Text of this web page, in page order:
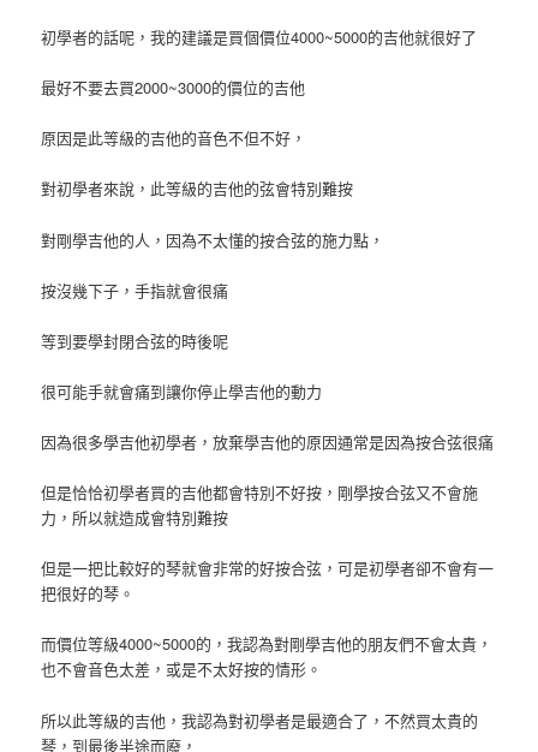
初學者的話呢，我的建議是買個價位4000~5000的吉他就很好了
最好不要去買2000~3000的價位的吉他
原因是此等級的吉他的音色不但不好，
對初學者來說，此等級的吉他的弦會特別難按
對剛學吉他的人，因為不太懂的按合弦的施力點，
按沒幾下子，手指就會很痛
等到要學封閉合弦的時後呢
很可能手就會痛到讓你停止學吉他的動力
因為很多學吉他初學者，放棄學吉他的原因通常是因為按合弦很痛
但是恰恰初學者買的吉他都會特別不好按，剛學按合弦又不會施
力，所以就造成會特別難按
但是一把比較好的琴就會非常的好按合弦，可是初學者卻不會有一
把很好的琴。
而價位等級4000~5000的，我認為對剛學吉他的朋友們不會太貴，
也不會音色太差，或是不太好按的情形。
所以此等級的吉他，我認為對初學者是最適合了，不然買太貴的
琴，到最後半途而廢，